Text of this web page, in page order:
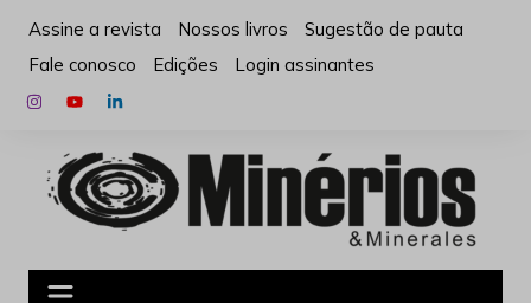
para
conteúdo
Assine a revista Nossos livros
Sugestão de pauta
Fale conosco
Edições Login assinantes